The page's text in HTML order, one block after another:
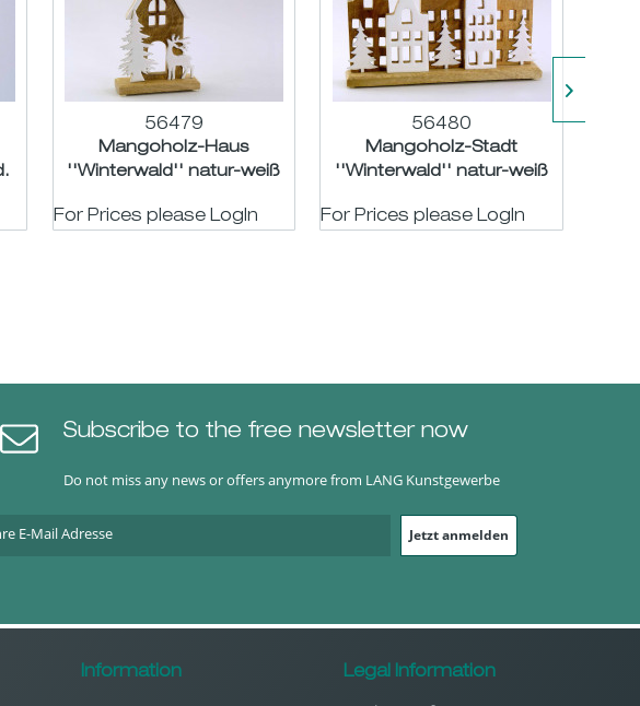
56479
Mangoholz-Haus
''Winterwald'' natur-weiß
For Prices please LogIn
56480
Mangoholz-Stadt
''Winterwald'' natur-weiß
For Prices please LogIn
Subscribe to the free newsletter now
Do not miss any news or offers anymore from LANG Kunstgewerbe
Jetzt anmelden
Information Legal Information